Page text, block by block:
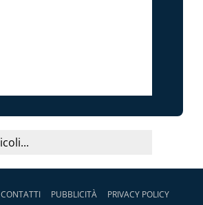
CONTATTI PUBBLICITÀ PRIVACY POLICY